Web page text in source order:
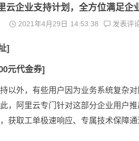
云企业支持计划，全方位满足企
2021年4月29日 14:53:38 发表评
]
元代金券]
以外，有些用户因为业务系统复杂
，阿里云专门针对这部分企业用户
，获取工单极速响应、专属技术保障